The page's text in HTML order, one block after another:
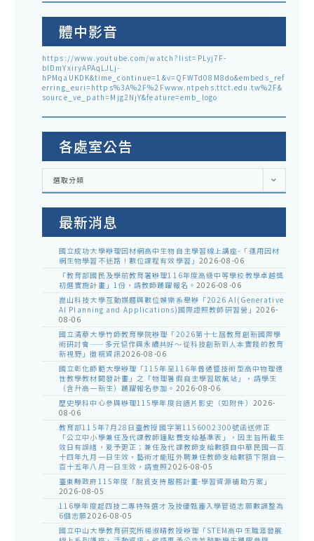
體中影音
https://www.youtube.com/watch?list=PLyj7F-
blDmYxiryAPAqLJLj-
hPMqaUKDK&time_continue=1&v=QFWTd08M8do&embeds_ref
erring_euri=https%3A%2F%2Fwww.ntpehs.ttct.edu.tw%2F&
source_ve_path=Mjg2NjY&feature=emb_logo
各處室公告
各
室
選取分類
最新消息
國立成功大學辦理因材網高中生物自主學習線上講座-「運用因材
網生物學習不迷路！數位課程有效學習」 2026-08-06
「教育部國民及學前教育署辦理116年度高級中等學校教學卓越獎
初選實施計畫」1份，請教師踴躍報名。 2026-08-06
崑山科技大學互動媒體與數位娛樂系舉辦「2026 AI(Generative
AI Planning and Applications)國際證照教師研習營」 2026-
08-06
國立清華大學竹師教育學院辦理「2026第十七屆教育創新國際學
術研討會——多元協作與永續共好～從科技創新到人本實踐的教育
新視野」徵稿資訊2026-08-06
國立彰化師範大學辦理「115年至116年普通暨技術型高中物理適
性教學教材開發計畫」之「物理暑假自主學習啟航站」，請學生
（含升高一新生）踴躍報名參加。 2026-08-06
歷史學科中心參與辦理115學年度台語片影史（如附件） 2026-
08-06
教育部115年7月28日臺教授國字第1156002300號函送修正
「公立中小學兼任及代課教師鐘點費支給基準表」，因主旨所載生
效日有誤繕，爰予更正；兼任及代課教師支給數額自中華民國一百
十四年九月一日生效，藝術才能班外聘兼任教師支給數額下限自一
百十五年八月一日生效，請查照2026-08-05
臺東縣政府115年度「脫貧支持服務計畫-學習資源補助方案」
2026-08-05
116學年度起四技二專特殊選才及技優甄審入學管道志願數調整為
6個志願2026-08-05
國立中山大學教育研究所楊淑晴教授辦理「STEM高中生職涯發展